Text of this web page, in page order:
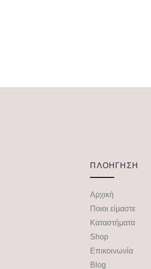
ΠΛΟΗΓΗΣΗ
Αρχική
Ποιοι είμαστε
Καταστήματα
Shop
Επικοινωνία
Blog